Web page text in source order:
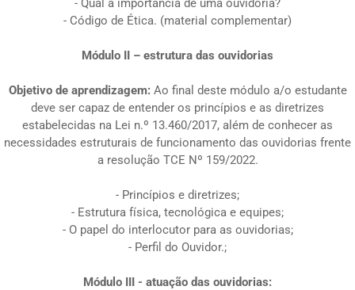
- Qual a importância de uma ouvidoria?
- Código de Ética. (material complementar)
Módulo II – estrutura das ouvidorias
Objetivo de aprendizagem: Ao final deste módulo a/o estudante
deve ser capaz de entender os princípios e as diretrizes
estabelecidas na Lei n.º 13.460/2017, além de conhecer as
necessidades estruturais de funcionamento das ouvidorias frente
a resolução TCE Nº 159/2022.
- Princípios e diretrizes;
- Estrutura física, tecnológica e equipes;
- O papel do interlocutor para as ouvidorias;
- Perfil do Ouvidor.;
Módulo III - atuação das ouvidorias: